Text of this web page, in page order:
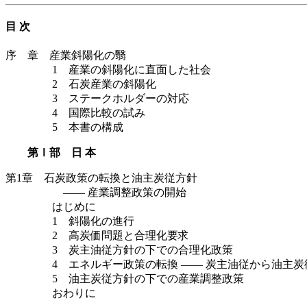
目 次
序 章 産業斜陽化の翳
1 産業の斜陽化に直面した社会
2 石炭産業の斜陽化
3 ステークホルダーの対応
4 国際比較の試み
5 本書の構成
第Ⅰ部 日 本
第1章 石炭政策の転換と油主炭従方針
—— 産業調整政策の開始
はじめに
1 斜陽化の進行
2 高炭価問題と合理化要求
3 炭主油従方針の下での合理化政策
4 エネルギー政策の転換 —— 炭主油従から油主炭
5 油主炭従方針の下での産業調整政策
おわりに